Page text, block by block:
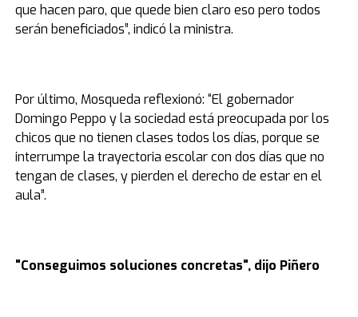
que hacen paro, que quede bien claro eso pero todos
serán beneficiados”, indicó la ministra.
Por último, Mosqueda reflexionó: “El gobernador
Domingo Peppo y la sociedad está preocupada por los
chicos que no tienen clases todos los días, porque se
interrumpe la trayectoria escolar con dos días que no
tengan de clases, y pierden el derecho de estar en el
aula”.
"Conseguimos soluciones concretas", dijo Piñero